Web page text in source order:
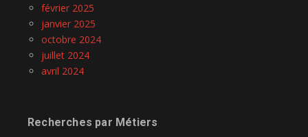
février 2025
janvier 2025
octobre 2024
juillet 2024
avril 2024
Recherches par Métiers